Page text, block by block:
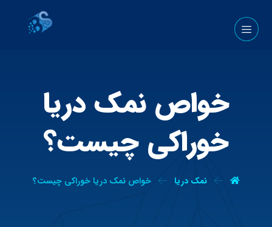
خواص نمک دریا
خوراکی چیست؟
نمک دریا خواص نمک دریا خوراکی چیست؟